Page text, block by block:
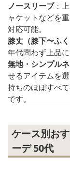
ノースリーブ：
ャケットなどを
対応可能。
膝丈（膝下〜ふく
年代問わず上品
無地・シンプル
せるアイテムを
持ちのほぼすべ
です。
ケース別お
ーデ 50代